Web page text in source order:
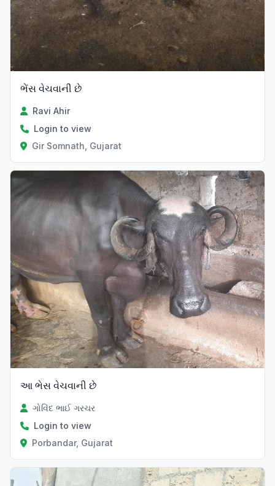
ભેંસ વેચવાની છે
Ravi Ahir
Login to view
Gir Somnath, Gujarat
આ ભેસ વેચવાની છે
ગોવિંદ ભાઈ ગરચર
Login to view
Porbandar, Gujarat